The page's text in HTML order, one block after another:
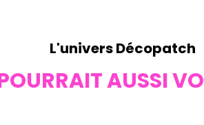
L'univers Décopatch
AUSSI